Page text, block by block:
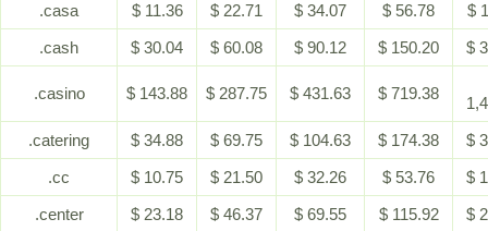
.casa
$ 11.36 $ 22.71 $ 34.07 $ 56.78
$
.cash
$ 30.04 $ 60.08 $ 90.12 $ 150.20 $
.casino $ 143.88 $ 287.75 $ 431.63 $ 719.38
.catering
$ 34.88 $ 69.75 $ 104.63 $ 174.38
$
.cc
$ 10.75 $ 21.50 $ 32.26 $ 53.76
$
.center
$ 23.18 $ 46.37 $ 69.55 $ 115.92
$